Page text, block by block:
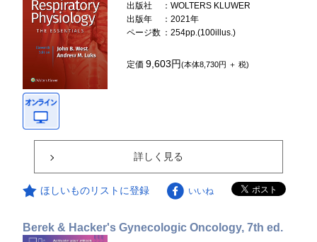
出版社
：WOLTERS KLUWER
出版年
：2021年
ページ数 ：254pp.(100illus.)
定価9,603円(本体8,730円 ＋ 税)
詳しく見る
ほしいものリストに登録 いいね
Berek & Hacker's Gynecologic Oncology, 7th ed.